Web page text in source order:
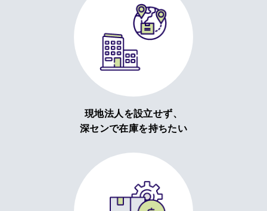
現地法人を設立せず、
深センで在庫を持ちたい